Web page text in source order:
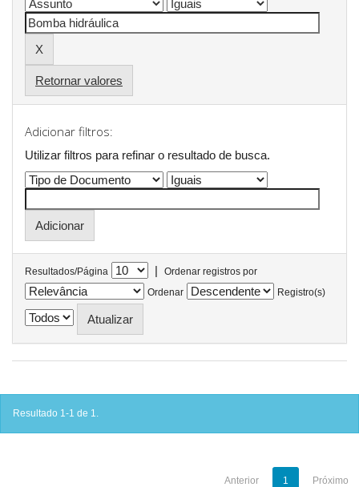
Retornar valores
Adicionar filtros:
Utilizar filtros para refinar o resultado de busca.
Resultados/Página |
Ordenar registros por
Ordenar
Registro(s)
Resultado 1-1 de 1.
Anterior 1 Próximo